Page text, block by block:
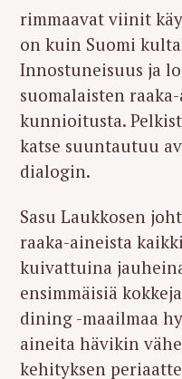
rimmaavat viinit
on kuin Suomi
Innostuneisuus ja
suomalaisten
kunnioitusta.
katse suuntautuu
dialogin.
Sasu Laukkosen
raaka-aineista
kuivattuina
ensimmäisiä
dining -maailmaa
aineita hävikin
kehityksen